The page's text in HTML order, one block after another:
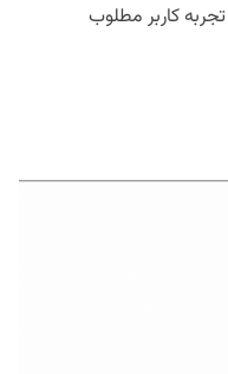
کاربر مطلوب